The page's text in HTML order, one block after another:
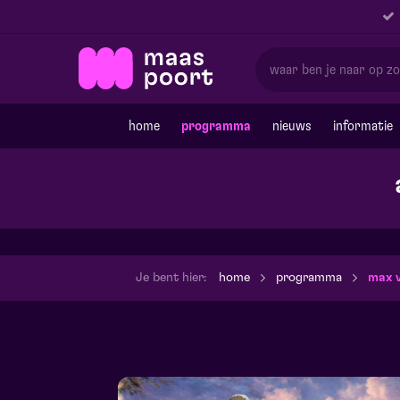
home programma nieuws informatie
Je bent hier: home programma max